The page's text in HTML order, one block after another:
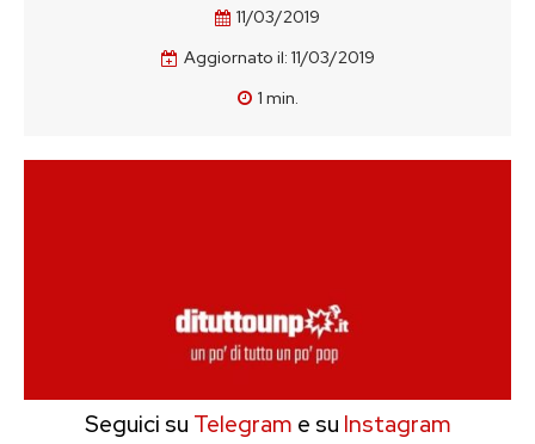
11/03/2019
Aggiornato il: 11/03/2019
1 min.
Seguici su Telegram e su Instagram